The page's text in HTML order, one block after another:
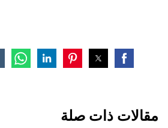
مقالات ذات صلة